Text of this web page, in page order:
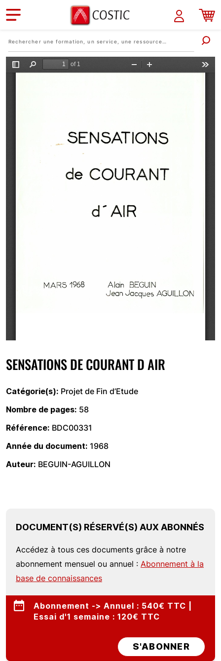
Aller au contenu principal
SENSATIONS DE COURANT D AIR
Catégorie(s) Projet de Fin d’Etude
Nombre de pages 58
Référence BDC00331
Année du document 1968
Auteur BEGUIN-AGUILLON
DOCUMENT(S) RÉSERVÉ(S) AUX ABONNÉS
Accédez à tous ces documents grâce à notre
abonnement mensuel ou annuel : Abonnement à la
base de connaissances
Abonnement -> Annuel : 540€ TTC |
Essai d'1 semaine : 120€ TTC
S'ABONNER